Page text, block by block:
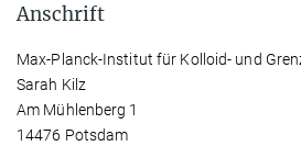
Anschrift
Max-Planck-Institut für Kolloid- und
Sarah Kilz
Am Mühlenberg 1
14476 Potsdam